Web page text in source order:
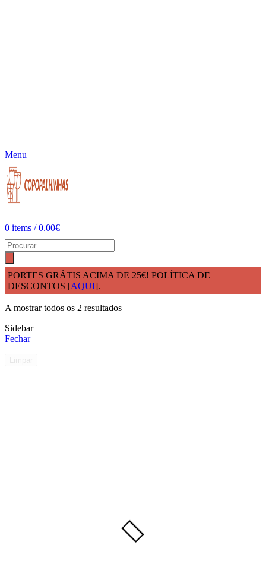
Menu
0 items / 0.00€
PORTES GRÁTIS ACIMA DE 25€! POLÍTICA DE
DESCONTOS [AQUI].
InícioCapacidade Útil71 - 80cl
A mostrar todos os 2 resultados
Sidebar
Fechar